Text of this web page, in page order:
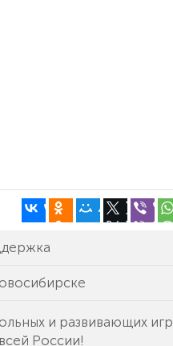
и развивающих игр.
России!